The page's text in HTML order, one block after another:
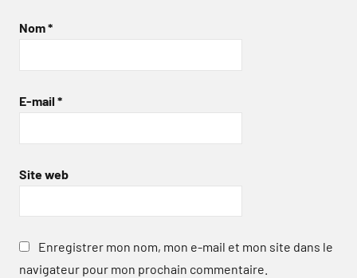
Nom*
E-mail *
Site web
Enregistrer mon nom, mon e-mail et mon site dans le
navigateur pour mon prochain commentaire.